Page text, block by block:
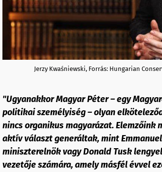
Jerzy Kwaśniewski, Forrás: Hungarian
"Ugyanakkor Magyar Péter – egy
politikai személyiség – olyan
nincs organikus magyarázat.
aktív választ generáltak, mint
miniszterelnök vagy Donald Tusk
vezetője számára, amely másfél évvel